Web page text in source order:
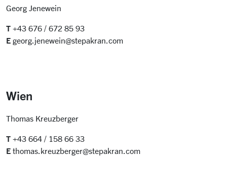
Georg Jenewein
T +43 676 / 672 85 93
E georg.jenewein@stepakran.com
Wien
Thomas Kreuzberger
T +43 664 / 158 66 33
E thomas.kreuzberger@stepakran.com